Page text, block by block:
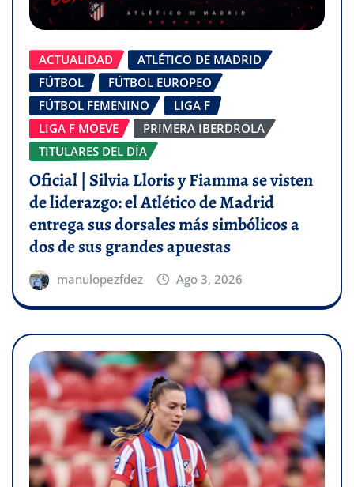
ACTUALIDAD
ATLÉTICO DE MADRID
FÚTBOL
FÚTBOL EUROPEO
FÚTBOL FEMENINO
LIGA F
LIGA F MOEVE
PRIMERA IBERDROLA
TITULARES DEL DÍA
Oficial | Silvia Lloris y Fiamma se visten
de liderazgo: el Atlético de Madrid
entrega sus dorsales más simbólicos a
dos de sus grandes apuestas
manulopezfdez Ago 3, 2026